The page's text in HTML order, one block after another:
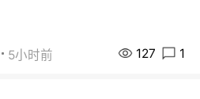
5小时前 127 1